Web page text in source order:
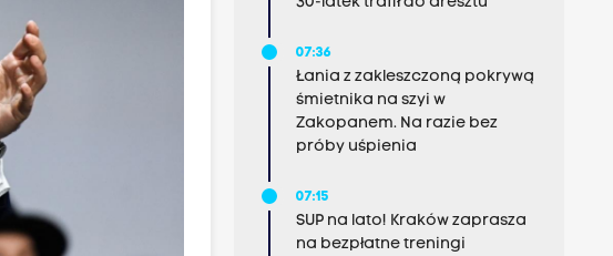
07:36
Łania z zakleszczoną pokrywą
śmietnika na szyi w
Zakopanem. Na razie bez
próby uśpienia
07:15
SUP na lato! Kraków zaprasza
na bezpłatne treningi